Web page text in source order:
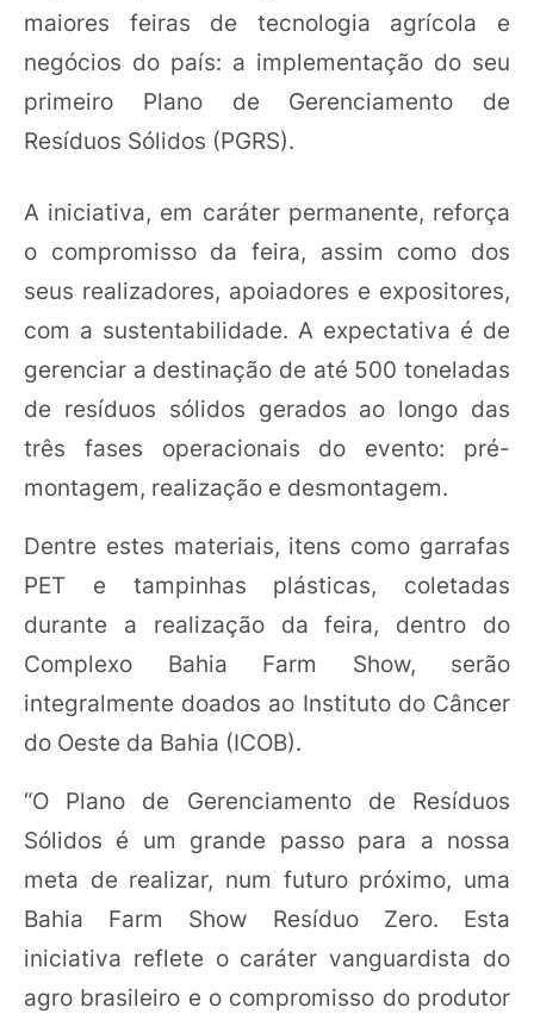
maiores feiras de tecnologia agrícola e
negócios do país: a implementação do seu
primeiro Plano de Gerenciamento de
Resíduos Sólidos (PGRS).
A iniciativa, em caráter permanente, reforça
o compromisso da feira, assim como dos
seus realizadores, apoiadores e expositores,
com a sustentabilidade. A expectativa é de
gerenciar a destinação de até 500 toneladas
de resíduos sólidos gerados ao longo das
três fases operacionais do evento: pré-
montagem, realização e desmontagem.
Dentre estes materiais, itens como garrafas
PET e tampinhas plásticas, coletadas
durante a realização da feira, dentro do
Complexo Bahia Farm Show, serão
integralmente doados ao Instituto do Câncer
do Oeste da Bahia (ICOB).
“O Plano de Gerenciamento de Resíduos
Sólidos é um grande passo para a nossa
meta de realizar, num futuro próximo, uma
Bahia Farm Show Resíduo Zero. Esta
iniciativa reflete o caráter vanguardista do
agro brasileiro e o compromisso do produtor